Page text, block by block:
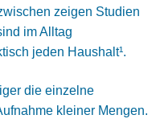
zeigen Studien
im Alltag
jeden Haushalt¹.
die einzelne
kleiner Mengen.